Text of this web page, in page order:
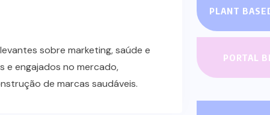
sobre marketing, saúde e
e engajados no mercado,
de marcas saudáveis.
PLANT
PORTAL